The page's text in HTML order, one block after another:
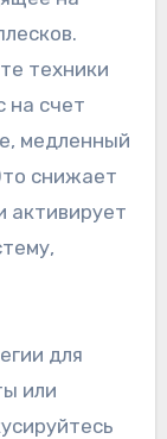
техники
на счет
медленный
снижает
активирует
для
или